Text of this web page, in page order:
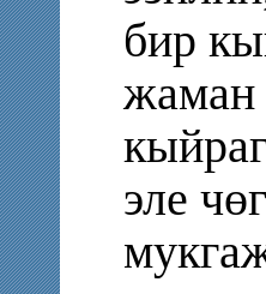
бир
жаман
эле